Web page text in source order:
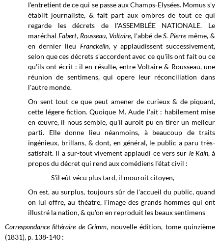
l'entretient de ce qui se passe aux Champs-Elysées. Momus s'y
établit journaliste, & fait part aux ombres de tout ce qui
regarde les décrets de l'ASSEMBLÉE NATIONALE. Le
maréchalFabert, Rousseau, Voltaire, l'abbé deS. Pierremême, &
en dernier lieu Franckelin, y applaudissent successivement,
selon que ces décrets s'accordent avec ce qu'ils ont fait ou ce
qu'ils ont écrit : il en résulte, entre Voltaire & Rousseau, une
réunion de sentimens, qui opere leur réconciliation dans
l'autre monde.
On sent tout ce que peut amener de curieux & de piquant,
cette légere fiction. Quoique M. Aude l'ait : habilement mise
en œuvre, il nous semble, qu'il auroit pu en tirer un meileur
parti. Elle donne lieu néanmoins, à beaucoup de traits
ingénieux, brillans, & dont, en général, le public a paru très-
satisfait. Il a sur-tout vivement applaudi ce vers sur le Kain, à
propos du décret qui rend aux comédiens l’état civil :
S'il eût vécu plus tard, il mouroit citoyen,
On est, au surplus, toujours sûr de l'accueil du public, quand
on lui offre, au théatre, l'image des grands hommes qui ont
illustré la nation, & qu'on en reproduit les beaux sentimens
Correspondance littéraire de Grimm, nouvelle édition, tome quinzième
(1831), p. 138-140 :